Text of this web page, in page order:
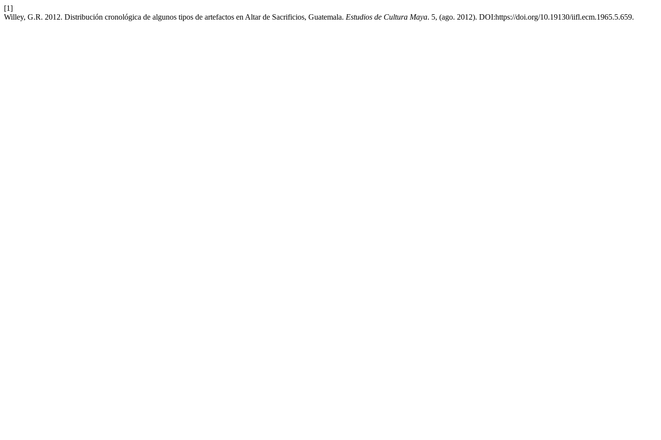
[1]
Willey, G.R. 2012. Distribución cronológica de algunos tipos de artefactos en Altar de Sacrificios, Guatemala. Estudios de Cultura Maya. 5, (ago. 2012). DOI:https://doi.org/10.19130/iifl.ecm.1965.5.659.